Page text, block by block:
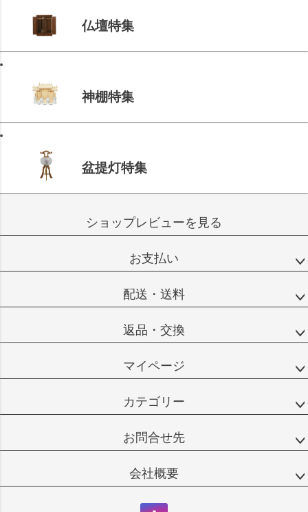
仏壇特集
神棚特集
盆提灯特集
ショップレビューを見る
お支払い
配送・送料
返品・交換
マイページ
カテゴリー
お問合せ先
会社概要